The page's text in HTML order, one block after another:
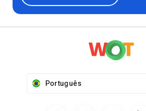
Português